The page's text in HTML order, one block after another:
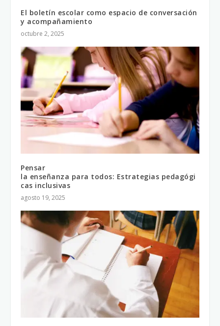
El boletín escolar como espacio de conversación
y acompañamiento
octubre 2, 2025
Pensar
la enseñanza para todos: Estrategias pedagógi
cas inclusivas
agosto 19, 2025